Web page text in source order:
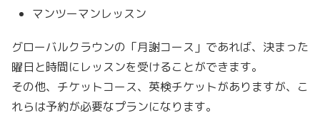
マンツーマンレッスン
グローバルクラウンの「月謝コース」であれば、決まった
曜日と時間にレッスンを受けることができます。
その他、チケットコース、英検チケットがありますが、こ
れらは予約が必要なプランになります。